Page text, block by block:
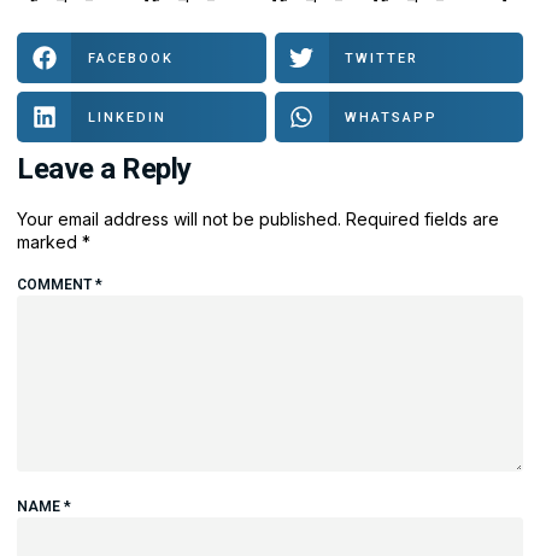
FACEBOOK TWITTER
LINKEDIN WHATSAPP
Leave a Reply
Your email address will not be published. Required fields are
marked *
COMMENT*
NAME *